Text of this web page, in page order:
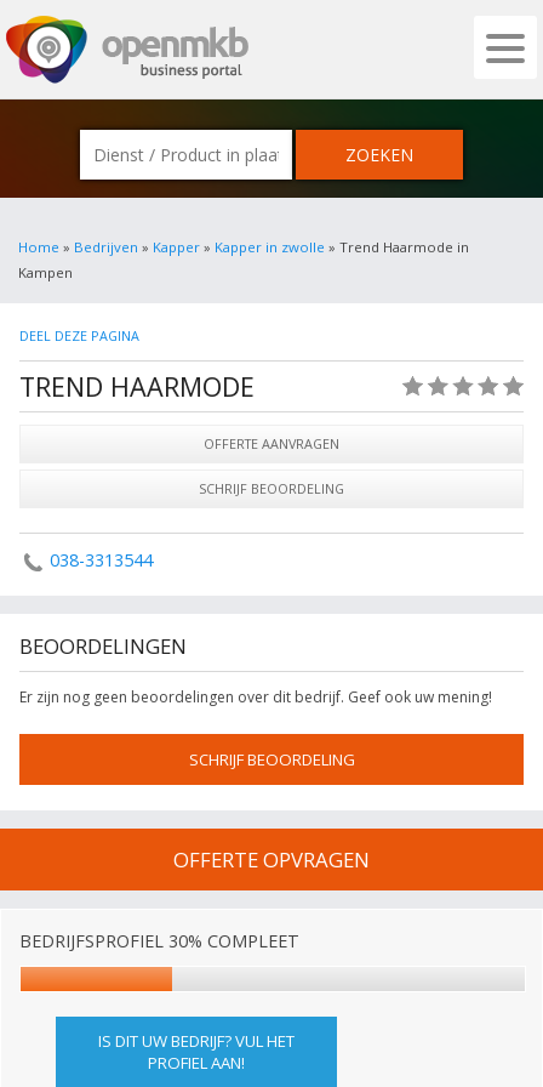
OPENMKB - DE ZAKELIJKE PORTAL
Home » Bedrijven » Kapper » Kapper in zwolle » Trend Haarmode in
Kampen
DEEL DEZE PAGINA
TREND HAARMODE
OFFERTE AANVRAGEN
SCHRIJF BEOORDELING
038-3313544
BEOORDELINGEN
Er zijn nog geen beoordelingen over dit bedrijf. Geef ook uw mening!
SCHRIJF BEOORDELING
OFFERTE OPVRAGEN
BEDRIJFSPROFIEL 30% COMPLEET
IS DIT UW BEDRIJF? VUL HET
PROFIEL AAN!